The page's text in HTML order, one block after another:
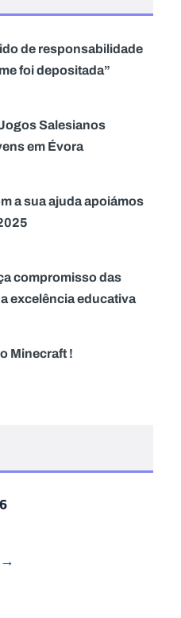
de responsabilidade
foi depositada”
Salesianos
em Évora
a sua ajuda apoiámos
compromisso das
excelência educativa
Minecraft !